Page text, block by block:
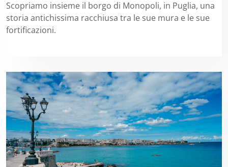
Scopriamo insieme il borgo di Monopoli, in Puglia, una
storia antichissima racchiusa tra le sue mura e le sue
fortificazioni.